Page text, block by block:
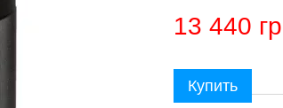
13 440
Купить